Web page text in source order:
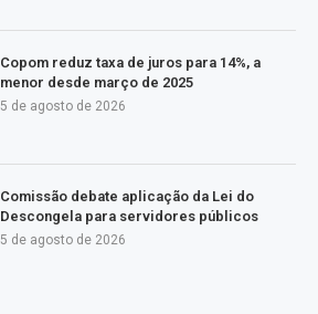
Copom reduz taxa de juros para 14%, a
menor desde março de 2025
5 de agosto de 2026
Comissão debate aplicação da Lei do
Descongela para servidores públicos
5 de agosto de 2026